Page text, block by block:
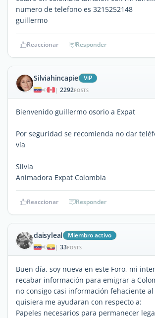
numero de telefono es 3215252148
guillermo
Reaccionar Responder
Silviahincapie ViP
| 2292POSTS
Bienvenido guillermo osorio a Expat
Por seguridad se recomienda no dar
vía
Silvia
Animadora Expat Colombia
Reaccionar Responder
daisyleal Miembro activo
| 33POSTS
Buen día, soy nueva en este Foro, mi
recabar información para emigrar a
no consigo casi información fehaciente
quisiera me ayudaran con respecto a:
Papeles necesarios para permanecer